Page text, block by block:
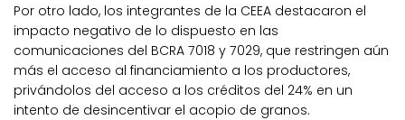
Por otro lado, los integrantes de la CEEA destacaron el
impacto negativo de lo dispuesto en las
comunicaciones del BCRA 7018 y 7029, que restringen aún
más el acceso al financiamiento a los productores,
privándolos del acceso a los créditos del 24% en un
intento de desincentivar el acopio de granos.